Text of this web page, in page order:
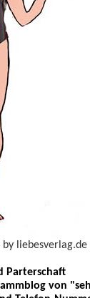
liebesverlag.de
Parterschaft
von